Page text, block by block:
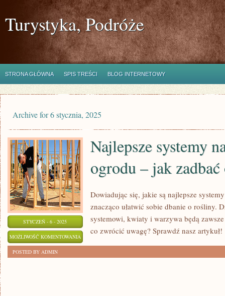
Turystyka, Podróże
STRONA GŁÓWNA SPIS TREŚCI BLOG INTERNETOWY
Archive for 6 stycznia, 2025
STYCZEŃ - 6 - 2025
MOŻLIWOŚĆ KOMENTOWANIA
ZOSTAŁA WYŁĄCZONA
Najlepsze systemy
ogrodu – jak
Dowiadując się, jakie są najlepsze
znacząco ułatwić sobie dbanie o rośliny.
systemowi, kwiaty i warzywa będą
co zwrócić uwagę? Sprawdź nasz artykuł!
POSTED BY ADMIN